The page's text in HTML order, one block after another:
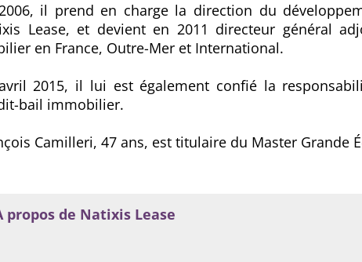
il prend en charge la direction du
Lease, et devient en 2011 directeur général
en France, Outre-Mer et International.
2015, il lui est également confié la
bail immobilier.
Camilleri, 47 ans, est titulaire du Master Grande
propos de Natixis Lease